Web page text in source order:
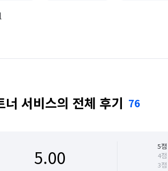
양주시
마포구 서울 서대문구 서울 서초구
너 서비스의 전체 후기 76
5.00 5점
4점
3점